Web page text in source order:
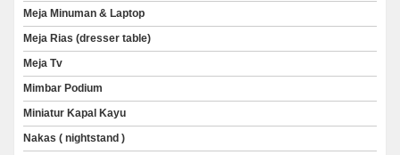
Meja Minuman & Laptop
Meja Rias (dresser table)
Meja Tv
Mimbar Podium
Miniatur Kapal Kayu
Nakas ( nightstand )